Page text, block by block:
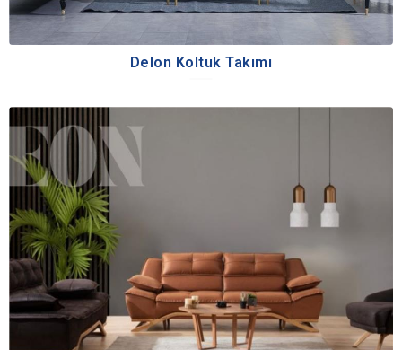
Delon Koltuk Takımı